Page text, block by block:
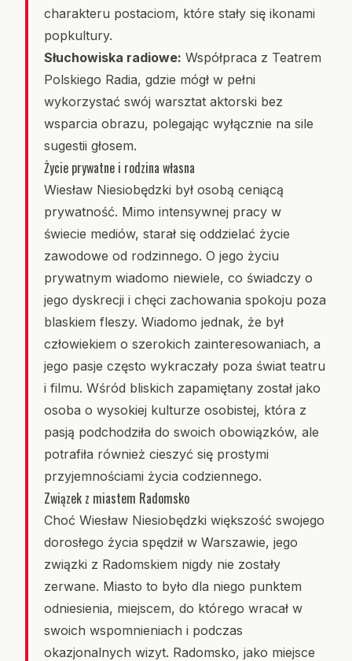
charakteru postaciom, które stały się ikonami
popkultury.
Słuchowiska radiowe: Współpraca z Teatrem
Polskiego Radia, gdzie mógł w pełni
wykorzystać swój warsztat aktorski bez
wsparcia obrazu, polegając wyłącznie na sile
sugestii głosem.
Życie prywatne i rodzina własna
Wiesław Niesiobędzki był osobą ceniącą
prywatność. Mimo intensywnej pracy w
świecie mediów, starał się oddzielać życie
zawodowe od rodzinnego. O jego życiu
prywatnym wiadomo niewiele, co świadczy o
jego dyskrecji i chęci zachowania spokoju poza
blaskiem fleszy. Wiadomo jednak, że był
człowiekiem o szerokich zainteresowaniach, a
jego pasje często wykraczały poza świat teatru
i filmu. Wśród bliskich zapamiętany został jako
osoba o wysokiej kulturze osobistej, która z
pasją podchodziła do swoich obowiązków, ale
potrafiła również cieszyć się prostymi
przyjemnościami życia codziennego.
Związek z miastem Radomsko
Choć Wiesław Niesiobędzki większość swojego
dorosłego życia spędził w Warszawie, jego
związki z Radomskiem nigdy nie zostały
zerwane. Miasto to było dla niego punktem
odniesienia, miejscem, do którego wracał w
swoich wspomnieniach i podczas
okazjonalnych wizyt. Radomsko, jako miejsce